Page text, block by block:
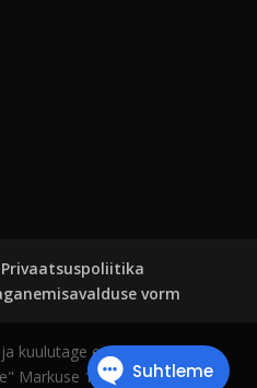
Privaatsuspoliitika
vorm
kuulutage evangeeliumi
Markuse 16:15